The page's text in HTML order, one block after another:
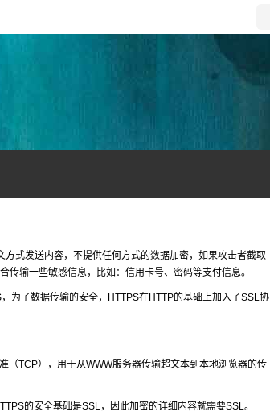
式发送内容，不提供任何方式的数据加密，如果攻击者截取
传输一些敏感信息，比如：信用卡号、密码等支付信息。
了数据传输的安全，HTTPS在HTTP的基础上加入了SSL协
TCP），用于从WWW服务器传输超文本到本地浏览器的传
的安全基础是SSL，因此加密的详细内容就需要SSL。